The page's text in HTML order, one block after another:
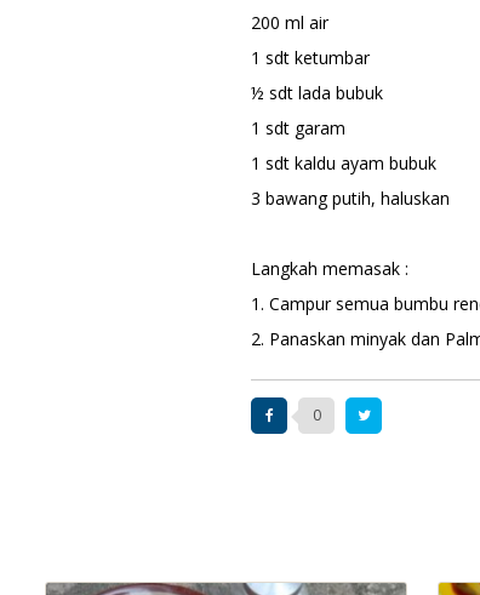
200 ml air
1 sdt ketumbar
½ sdt lada bubuk
1 sdt garam
1 sdt kaldu ayam bubuk
3 bawang putih, haluskan
Langkah memasak :
1. Campur semua bumbu
2. Panaskan minyak dan
0